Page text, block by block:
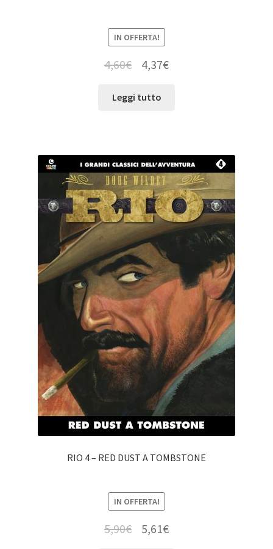
IN OFFERTA!
4,60€ 4,37€
Leggi tutto
RIO 4 – RED DUST A TOMBSTONE
IN OFFERTA!
5,90€ 5,61€